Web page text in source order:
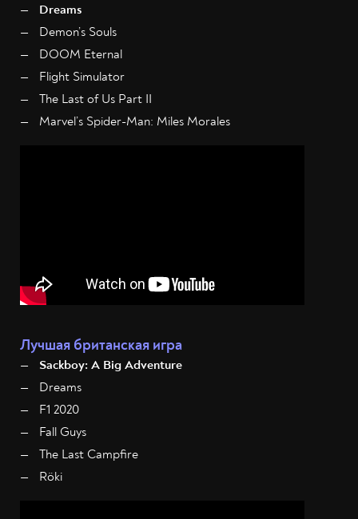
Dreams
Demon’s Souls
DOOM Eternal
Flight Simulator
The Last of Us Part II
Marvel’s Spider-Man: Miles Morales
Лучшая британская игра
Sackboy: A Big Adventure
Dreams
F1 2020
Fall Guys
The Last Campfire
Röki